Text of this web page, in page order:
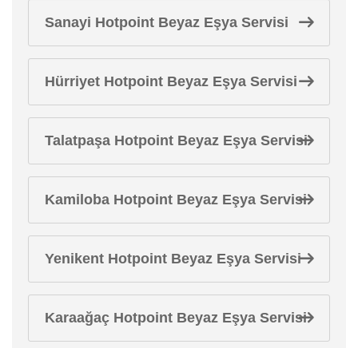
Sanayi Hotpoint Beyaz Eşya Servisi
Hürriyet Hotpoint Beyaz Eşya Servisi
Talatpaşa Hotpoint Beyaz Eşya Servisi
Kamiloba Hotpoint Beyaz Eşya Servisi
Yenikent Hotpoint Beyaz Eşya Servisi
Karaağaç Hotpoint Beyaz Eşya Servisi